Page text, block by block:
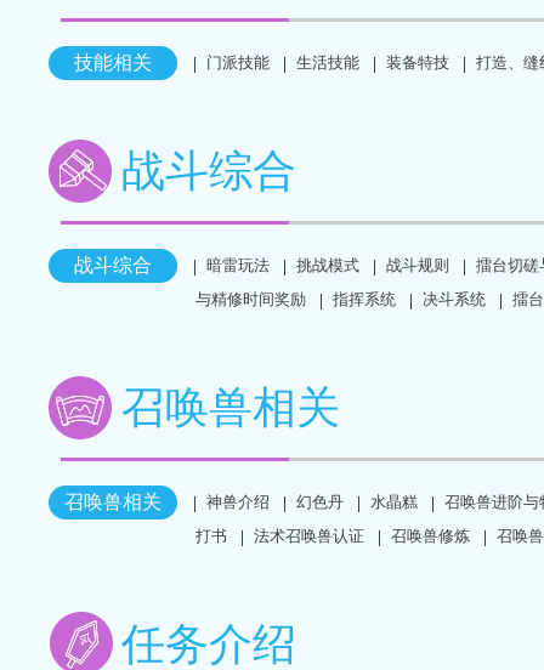
技能相关 门派技能 生活技能 装备特技 打造、缝
战斗综合
战斗综合 暗雷玩法 挑战模式 战斗规则
擂台切磋
与精修时间奖励
指挥系统 决斗系统 擂
召唤兽相关
召唤兽相关 神兽介绍 幻色丹 水晶糕
召唤兽进阶与
打书
法术召唤兽认证 召唤兽修炼 召唤
任务介绍